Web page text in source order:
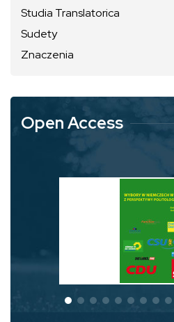
Studia Translatorica
Sudety
Znaczenia
Open Access